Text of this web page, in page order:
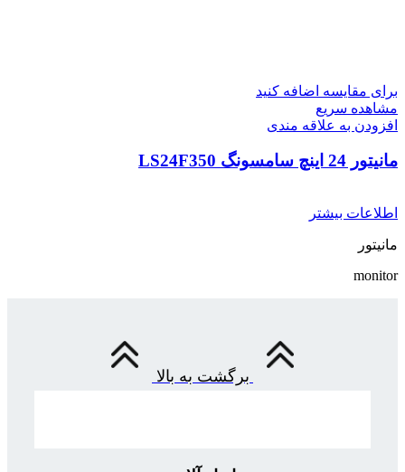
برای مقایسه اضافه کنید
مشاهده سریع
افزودن به علاقه مندی
مانیتور 24 اینچ سامسونگ LS24F350
اطلاعات بیشتر
مانیتور
monitor
برگشت به بالا